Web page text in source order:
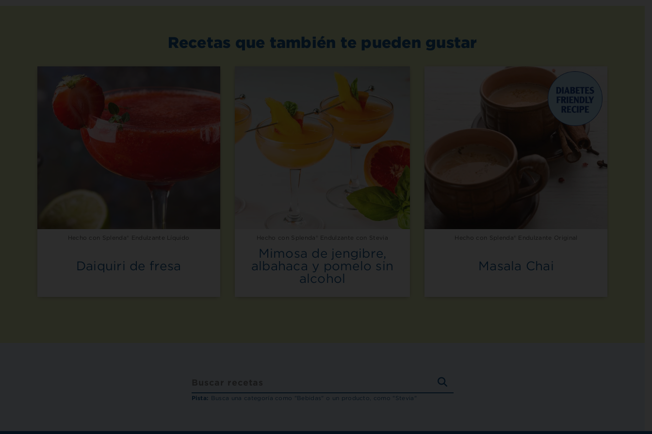
Recetas que también te pueden gustar
Hecho con Splenda® Endulzante Líquido
Daiquiri de fresa
Hecho con Splenda® Endulzante con Stevia
Mimosa de jengibre,
albahaca y pomelo sin
alcohol
Hecho con Splenda® Endulzante Original
Masala Chai
BUSCAR
RECETAS
Pista: Busca una categoría como "Bebidas" o un producto, como "Stevia"